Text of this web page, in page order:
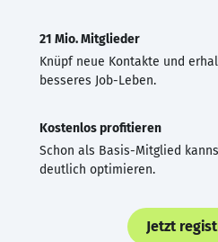
21 Mio. Mitglieder
Knüpf neue Kontakte und
besseres Job-Leben.
Kostenlos profitieren
Schon als Basis-Mitglied
deutlich optimieren.
Jetzt